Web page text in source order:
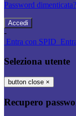
Password dimenticata?
-
Entra con SPID
Seleziona utente
button close ×
Recupero